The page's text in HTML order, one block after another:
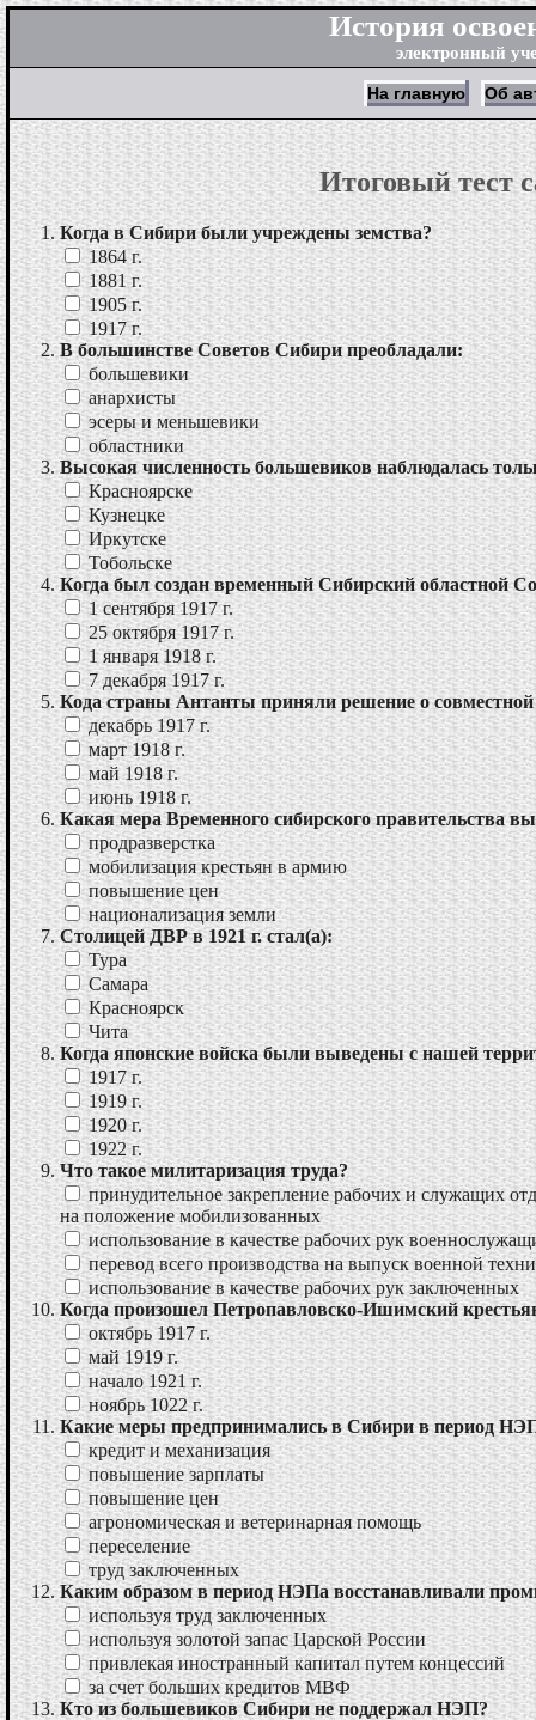
История
электронный
На главную Об
Итоговый тест
Когда в Сибири были учреждены земства?
1864 г.
1881 г.
1905 г.
1917 г.
В большинстве Советов Сибири преобладали:
большевики
анархисты
эcеры и меньшевики
областники
Высокая численность большевиков наблюдалась
Красноярске
Кузнецке
Иркутске
Тобольске
Когда был создан временный Сибирский областной
1 сентября 1917 г.
25 октября 1917 г.
1 января 1918 г.
7 декабря 1917 г.
Кода страны Антанты приняли решение о
декабрь 1917 г.
март 1918 г.
май 1918 г.
июнь 1918 г.
Какая мера Временного сибирского правительства
продразверстка
мобилизация крестьян в армию
повышение цен
национализация земли
Столицей ДВР в 1921 г. стал(а):
Тура
Самара
Красноярск
Чита
Когда японские войска были выведены с нашей
1917 г.
1919 г.
1920 г.
1922 г.
Что такое милитаризация труда?
принудительное закрепление рабочих и служащих
на положение мобилизованных
использование в качестве рабочих рук
перевод всего производства на выпуск военной
использование в качестве рабочих рук заключенных
Когда произошел Петропавловско-Ишимский
октябрь 1917 г.
май 1919 г.
начало 1921 г.
ноябрь 1022 г.
Какие меры предпринимались в Сибири в период
кредит и механизация
повышение зарплаты
повышение цен
агрономическая и ветеринарная помощь
переселение
труд заключенных
Каким образом в период НЭПа восстанавливали
используя труд заключенных
используя золотой запас Царской России
привлекая иностранный капитал путем концессий
за счет больших кредитов МВФ
Кто из большевиков Сибири не поддержал НЭП?